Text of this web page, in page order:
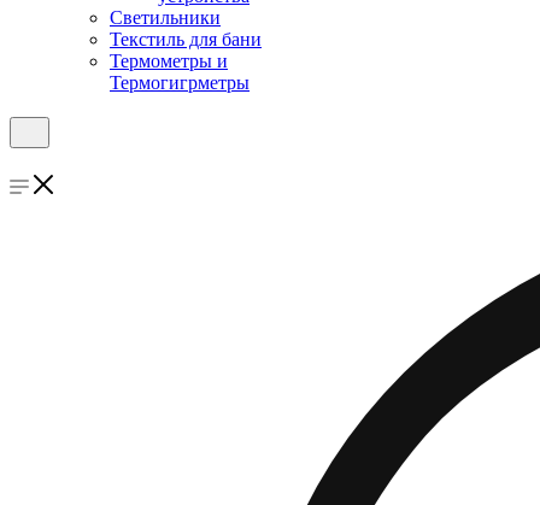
Светильники
Текстиль для бани
Термометры и
Термогигрметры